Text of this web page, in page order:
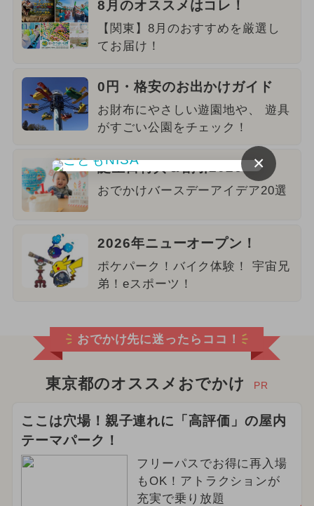
8月のオススメはコレ！
【関東】8月のおすすめを厳選し
てお届け！
0円・格安のお出かけガイド
お財布にやさしい遊園地や、 遊具
がすごい公園をチェック！
誕生日特典＆割引2026
おでかけバースデーアイデア20選
2026年ニューオープン！
ポケパーク！バイク体験！ 宇宙兄
弟！eスポーツ！
おでかけ先に迷ったらココ！
東京都のオススメおでかけ PR
ここは穴場！親子連れに「高評価」の屋内
テーマパーク！
フリーパスでお得に再入場
もOK！アトラクションが
充実で乗り放題
×